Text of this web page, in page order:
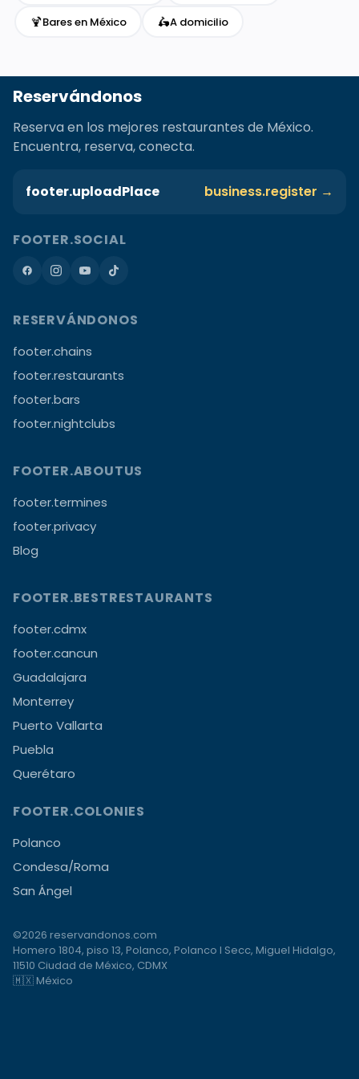
🍹Bares en México 🛵A domicilio
Reservándonos
Reserva en los mejores restaurantes de México.
Encuentra, reserva, conecta.
footer.uploadPlace business.register →
FOOTER.SOCIAL
RESERVÁNDONOS
footer.chains
footer.restaurants
footer.bars
footer.nightclubs
FOOTER.ABOUTUS
footer.termines
footer.privacy
Blog
FOOTER.BESTRESTAURANTS
footer.cdmx
footer.cancun
Guadalajara
Monterrey
Puerto Vallarta
Puebla
Querétaro
FOOTER.COLONIES
Polanco
Condesa/Roma
San Ángel
©2026 reservandonos.com
Homero 1804, piso 13, Polanco, Polanco I Secc, Miguel Hidalgo,
11510 Ciudad de México, CDMX
🇲🇽 México